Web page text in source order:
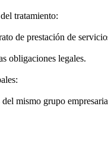
tratamiento:
de prestación de
obligaciones legales.
mismo grupo